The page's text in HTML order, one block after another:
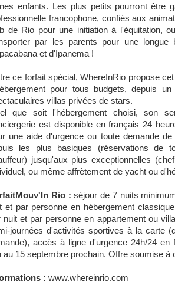
enfants. Les plus petits pourront être
francophone, confiés aux
de Rio pour une initiation à l'équitation,
par les parents pour une
et d'Ipanema !
ce forfait spécial, WhereInRio propose
pour tous budgets, depuis
villas privées de stars.
que soit l'hébergement choisi, son
est disponible en français 24
une aide d'urgence ou toute demande de
les plus basiques (réservations de
jusqu'aux plus exceptionnelles
ou même affrètement de yacht ou
Rio : séjour de 7 nuits
et par personne en hébergement
nuit et par personne en appartement ou
journées d'activités sportives à la carte
accès à ligne d'urgence 24h/24 en
au 15 septembre prochain. Offre soumise à
: www.whereinrio.com